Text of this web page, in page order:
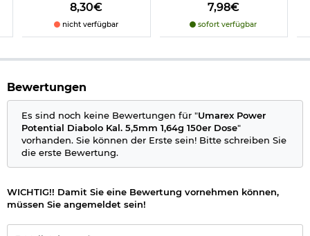
8,30€
nicht verfügbar
7,98€
sofort verfügbar
Bewertungen
Es sind noch keine Bewertungen für "Umarex Power
Potential Diabolo Kal. 5,5mm 1,64g 150er Dose"
vorhanden. Sie können der Erste sein! Bitte schreiben Sie
die erste Bewertung.
WICHTIG!! Damit Sie eine Bewertung vornehmen können,
müssen Sie angemeldet sein!